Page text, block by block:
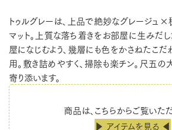
トゥルグレーは、上品で絶妙なグレージ
マット。上質な落ち着きをお部屋に生みだ
屋になじむよう、幾層にも色をかさねたこ
用。敷き詰めやすく、掃除も楽チン。尺五
寄り添います。
商品は、こちらからご覧いた
▶ アイテムを見る ◀